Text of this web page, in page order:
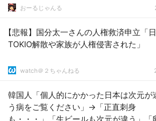
おーるじゃんる
【悲報】国分太一さんの人権救済申立「
TOKIO解散や家族が人権侵害された」
watch＠２ちゃんねる
韓国人「個人的にかかった日本は次元が
う病をご覧ください」→「正直刺身
も・・・」「生ビールも次元が違う」「